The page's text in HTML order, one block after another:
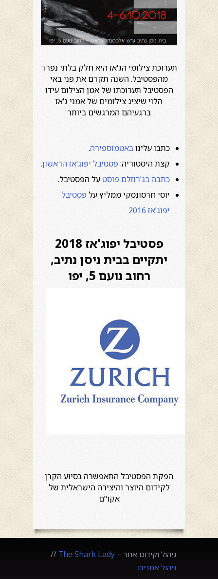
תערוכת צילומי הג'אז היא חלק בלתי נפרד
מהפסטיבל. השנה תקדם את פני באי
הפסטיבל תערוכתו של אמן הצילום עידו
הלוי שיציג צילומים של אמני ג'אז
ברגעיהם המרגשים ביותר
כתבו עלינובאטמוספירה.
קצת היסטוריה: פסטיבל יפוג'אז הראשון.
כתבה בג'רוזלם פוסט על הפסטיבל.
יוסי חרסונסקי ממליץ על פסטיבל
יפוג'אז 2016
פסטיבל יפוג'אז 2018
יתקיים בבית ניסן נתיב,
רחוב נועם 5, יפו
הפקת הפסטיבל התאפשרה בסיוע הקרן
לקידום היוצר והיצירה הישראלית של
אקו"ם
ניהול וקידום אתר – The Shark Lady
//
ניהול אתרים